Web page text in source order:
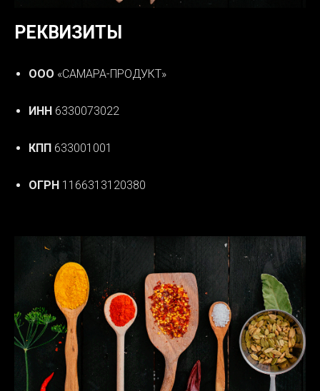
РЕКВИЗИТЫ
ООО «САМАРА-ПРОДУКТ»
ИНН 6330073022
КПП 633001001
ОГРН 1166313120380